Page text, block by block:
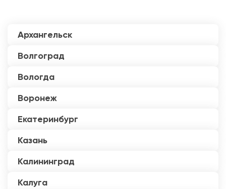
Архангельск
Волгоград
Вологда
Воронеж
Екатеринбург
Казань
Калининград
Калуга